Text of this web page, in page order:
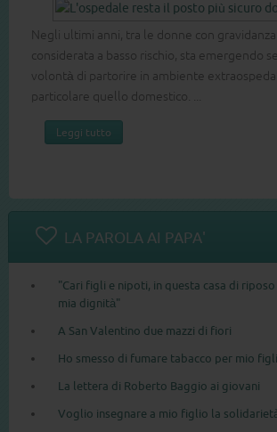
Negli ultimi anni, tra le donne con
considerata a basso rischio, sta emergendo
volontà di partorire in ambiente
particolare quello domestico. ...
Leggi tutto
LA PAROLA AI PAPA'
"Cari figli e nipoti, in questa casa di riposo
mia dignità"
A San Valentino due mazzi di fiori
Ho smesso di fumare tabacco per mio
La lettera di Roberto Baggio ai giovani
Voglio insegnare a mio figlio la